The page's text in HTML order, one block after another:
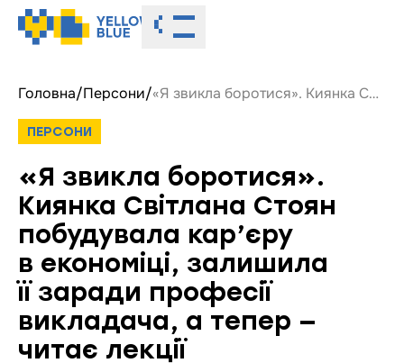
Toggle menu
Головна/Персони/ «Я звикла боротися». Киянка Світлана Стоян побудувала кар’єру в економіці, залишила її заради професії викладача, а тепер — читає лекції у французькому виші. Історія
ПЕРСОНИ
«Я звикла боротися».
Киянка Світлана Стоян
побудувала кар’єру
в економіці, залишила
її заради професії
викладача, а тепер —
читає лекції